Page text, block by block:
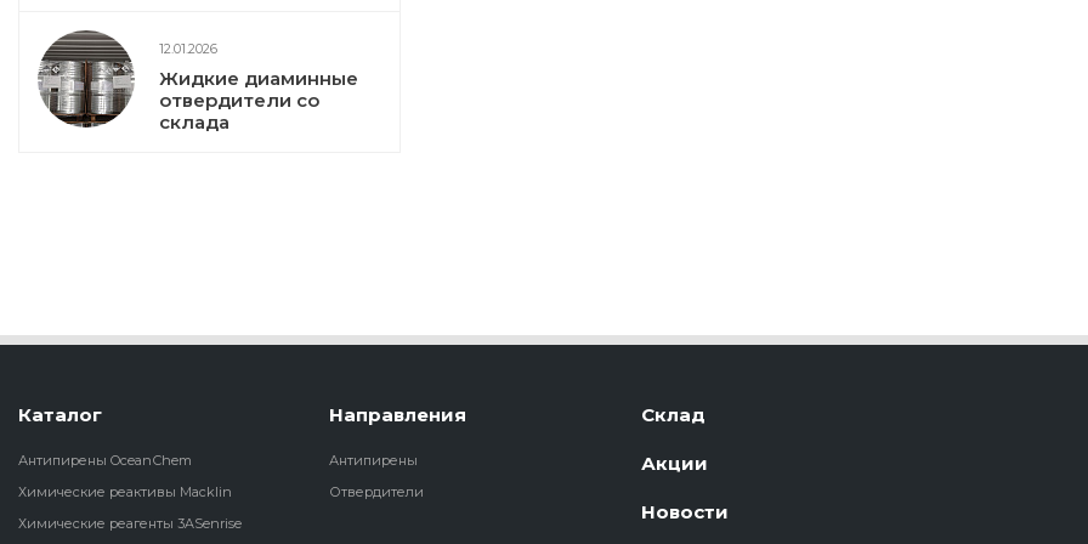
12.01.2026
Жидкие диаминные
отвердители со
склада
Каталог
Антипирены OceanСhem
Химические реактивы Macklin
Химические реагенты 3ASenrise
Направления
Антипирены
Отвердители
Склад
Акции
Новости